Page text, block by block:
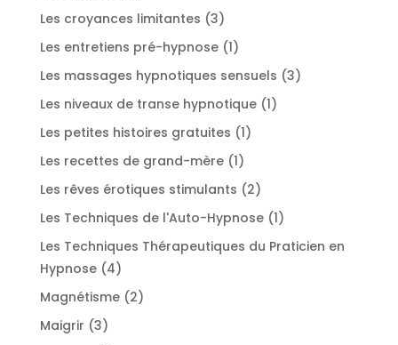
produits
Les croyances limitantes 33
produits
Les entretiens pré-hypnose 11
produit
Les massages hypnotiques sensuels 33
Les niveaux de transe hypnotique 11
Les petites histoires gratuites 11
Les recettes de grand-mère 11
produit
Les rêves érotiques stimulants 22
produits
Les Techniques de l'Auto-Hypnose 11
produit
Les Techniques Thérapeutiques du Praticien en
Hypnose 44
produits
Magnétisme 22
Maigrir 33